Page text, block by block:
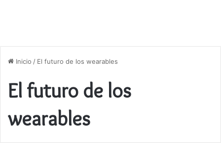
Inicio / El futuro de los wearables
El futuro de los
wearables